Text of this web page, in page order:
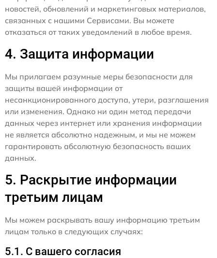
новостей, обновлений и маркетинговых материалов,
связанных с нашими Сервисами. Вы можете
отказаться от таких уведомлений в любое время.
4. Защита информации
Мы прилагаем разумные меры безопасности для
защиты вашей информации от
несанкционированного доступа, утери, разглашения
или изменения. Однако ни один метод передачи
данных через интернет или хранения информации
не является абсолютно надежным, и мы не можем
гарантировать абсолютную безопасность ваших
данных.
5. Раскрытие информации
третьим лицам
Мы можем раскрывать вашу информацию третьим
лицам только в следующих случаях:
5.1. С вашего согласия